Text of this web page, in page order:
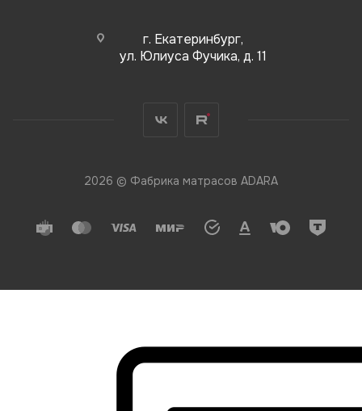
г. Екатеринбург,
ул. Юлиуса Фучика, д. 11
2026 © Фабрика матрасов ADARA